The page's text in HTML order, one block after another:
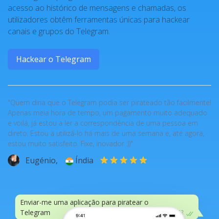
acesso ao histórico de mensagens e chamadas, os
utilizadores obtêm ferramentas únicas para hackear
canais e grupos do Telegram.
Hackear o Telegram
"Quem diria que o Telegram podia ser pirateado tão facilmente!
Apenas meia hora de tempo, um pagamento muito adequado
e voilá, já estou a ler a correspondência de uma pessoa em
direto. Estou a utilizá-lo há mais de uma semana e, até agora,
estou muito satisfeito. Fixe, inovador :))"
Eugénio, Índia
20:52
Enviar-me uma aplicação para piratear o
Telegram